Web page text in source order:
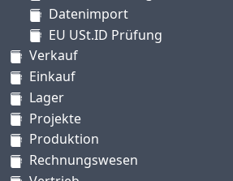
Datenimport
EU USt.ID Prüfung
Verkauf
Einkauf
Lager
Projekte
Produktion
Rechnungswesen